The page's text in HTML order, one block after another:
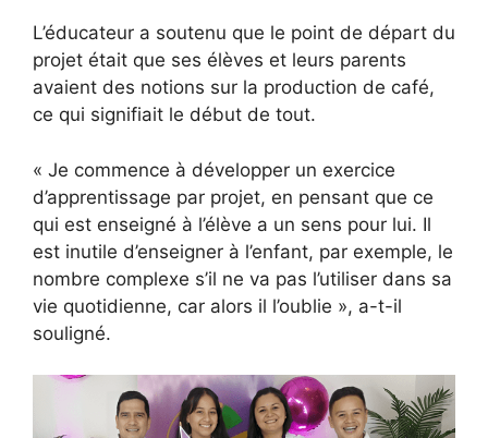
L’éducateur a soutenu que le point de départ du
projet était que ses élèves et leurs parents
avaient des notions sur la production de café,
ce qui signifiait le début de tout.
« Je commence à développer un exercice
d’apprentissage par projet, en pensant que ce
qui est enseigné à l’élève a un sens pour lui. Il
est inutile d’enseigner à l’enfant, par exemple, le
nombre complexe s’il ne va pas l’utiliser dans sa
vie quotidienne, car alors il l’oublie », a-t-il
souligné.